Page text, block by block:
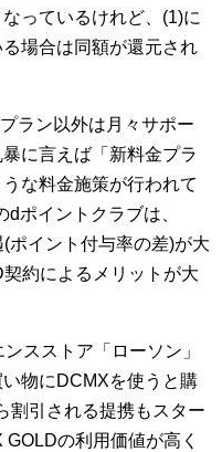
っているけれど、(1)に
場合は同額が還元され
ラン以外は月々サポー
に言えば「新料金プラ
な料金施策が行われて
ポイントクラブは、
ポイント付与率の差)が大
約によるメリットが大
スストア「ローソン」
物にDCMXを使うと購
割引される提携もスター
の利用価値が高く